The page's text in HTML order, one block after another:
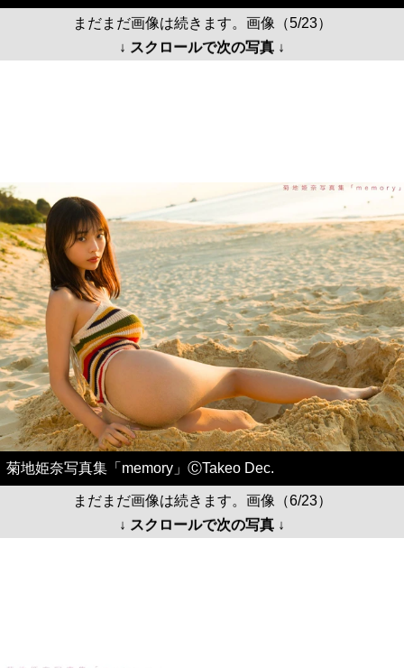
まだまだ画像は続きます。画像（5/23）
↓ スクロールで次の写真 ↓
菊地姫奈写真集「memory」ⒸTakeo Dec.
まだまだ画像は続きます。画像（6/23）
↓ スクロールで次の写真 ↓